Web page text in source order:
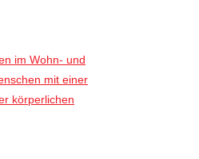
im Wohn- und
mit einer
körperlichen